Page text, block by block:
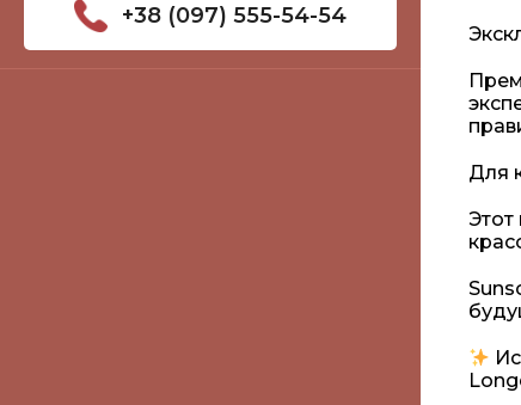
+38 (097) 555-54-54
Для